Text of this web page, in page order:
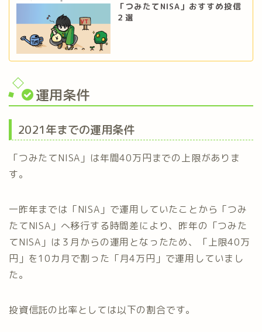
「つみたてNISA」おすすめ投信
２選
運用条件
2021年までの運用条件
「つみたてNISA」は年間40万円までの上限がありま
す。
一昨年までは「NISA」で運用していたことから「つみ
たてNISA」へ移行する時間差により、昨年の「つみた
てNISA」は３月からの運用となったため、「上限40万
円」を10カ月で割った「月4万円」で運用していまし
た。
投資信託の比率としては以下の割合です。